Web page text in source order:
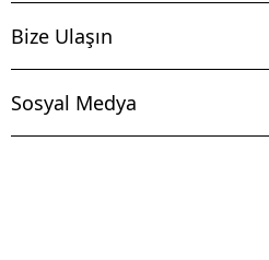
Bize Ulaşın
Sosyal Medya